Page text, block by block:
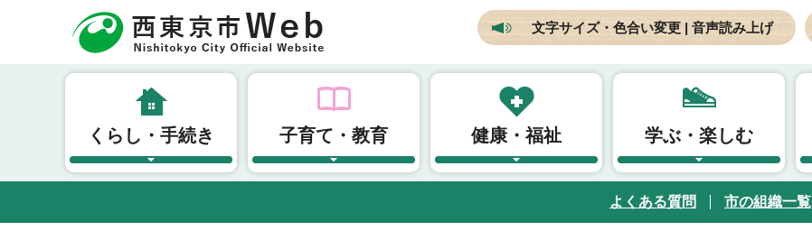
頭
文字サイズ・色合い変更 | 音声読み上げ
くらし・手続き 子育て・教育 健康・福祉 学ぶ・楽しむ
よくある質問 市の組織一覧